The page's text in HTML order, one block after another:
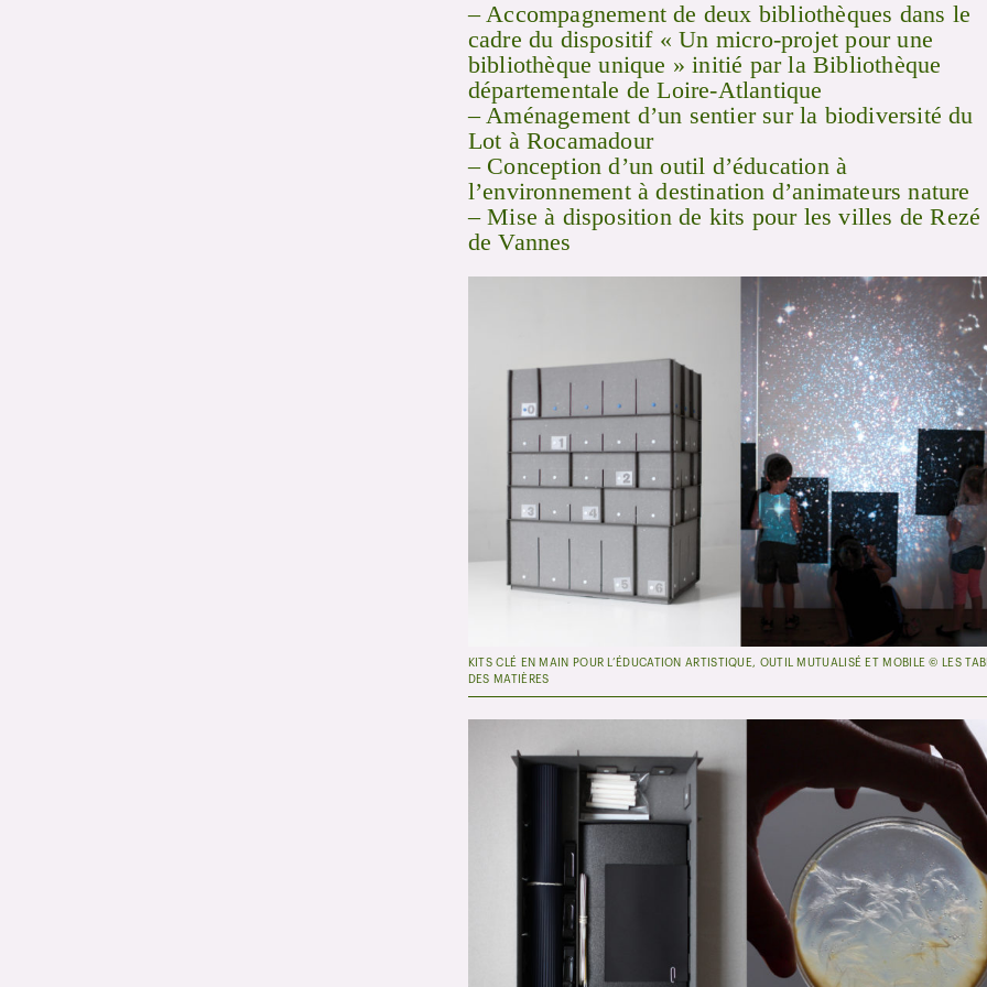
– Accompagnement de deux bibliothèques dans le
cadre du dispositif « Un micro-projet pour une
bibliothèque unique » initié par la Bibliothèque
départementale de Loire-Atlantique
– Aménagement d’un sentier sur la biodiversité du
Lot à Rocamadour
– Conception d’un outil d’éducation à
l’environnement à destination d’animateurs nature
– Mise à disposition de kits pour les villes de Rezé
de Vannes
KITS CLÉ EN MAIN POUR L’ÉDUCATION ARTISTIQUE, OUTIL MUTUALISÉ ET MOBILE © LES
DES MATIÈRES